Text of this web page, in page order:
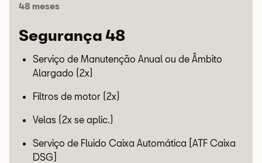
48 meses
Segurança 48
Serviço de Manutenção Anual ou de Âmbito
Alargado (2x)
Filtros de motor (2x)
Velas (2x se aplic.)
Serviço de Fluido Caixa Automática [ATF Caixa
DSG]